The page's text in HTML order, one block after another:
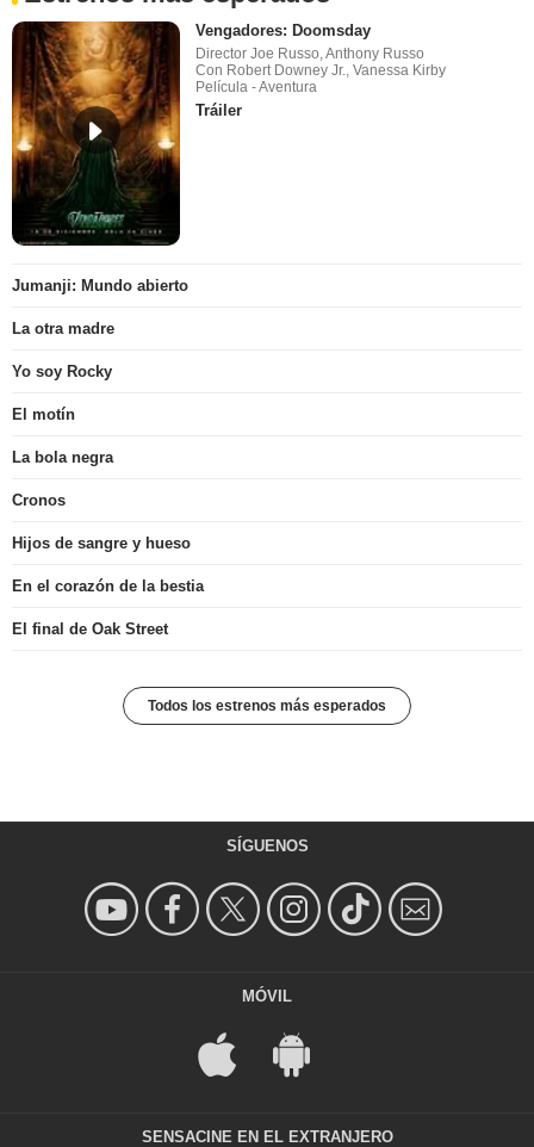
Vengadores: Doomsday
Director Joe Russo, Anthony Russo
Con Robert Downey Jr., Vanessa Kirby
Película - Aventura
Tráiler
Jumanji: Mundo abierto
La otra madre
Yo soy Rocky
El motín
La bola negra
Cronos
Hijos de sangre y hueso
En el corazón de la bestia
El final de Oak Street
Todos los estrenos más esperados
SÍGUENOS
MÓVIL
SENSACINE EN EL EXTRANJERO